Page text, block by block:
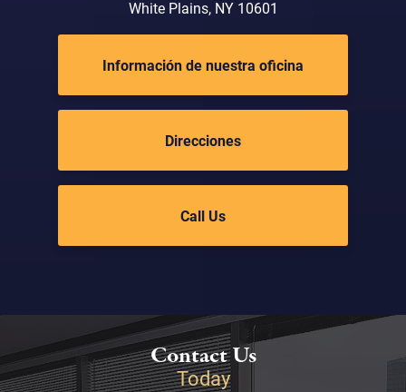
White Plains, NY 10601
Información de nuestra oficina
Direcciones
Call Us
Contact Us
Today